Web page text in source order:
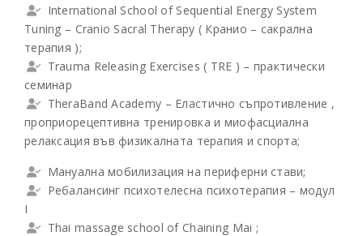
International School of Sequential Energy System
Tuning – Cranio Sacral Therapy ( Кранио – сакрална
терапия );
Trauma Releasing Exercises ( TRE ) – практически
семинар
ТheraBand Academy – Еластично съпротивление ,
проприорецептивна тренировка и миофасциална
релаксация във физикалната терапия и спорта;
Мануална мобилизация на периферни стави;
Ребалансинг психотелесна психотерапия – модул
I
Thai massage school of Chaining Mai ;